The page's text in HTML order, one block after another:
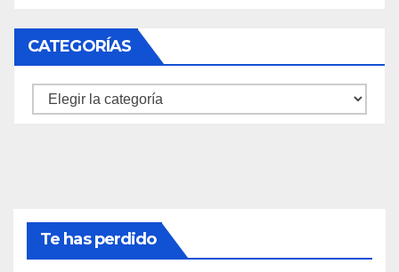
CATEGORÍAS
Categorías
Te has perdido